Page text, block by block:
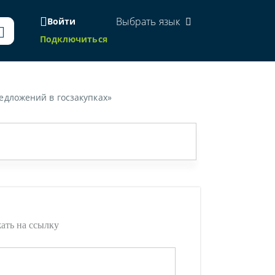
Войти
Подключиться
Выбрать язык
в госзакупках»
на ссылку